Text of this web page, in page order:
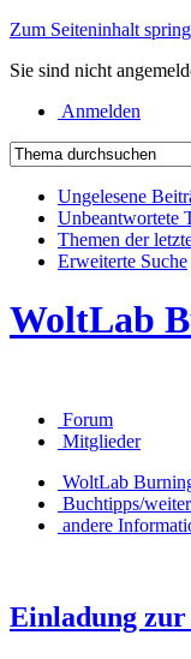
Zum Seiteninhalt
Sie sind nicht
Anmelden
Ungelesene
Unbeantwortete
Themen der
Erweiterte Suche
WoltLab
Forum
Mitglieder
WoltLab
Buchtipps/
andere
Einladung